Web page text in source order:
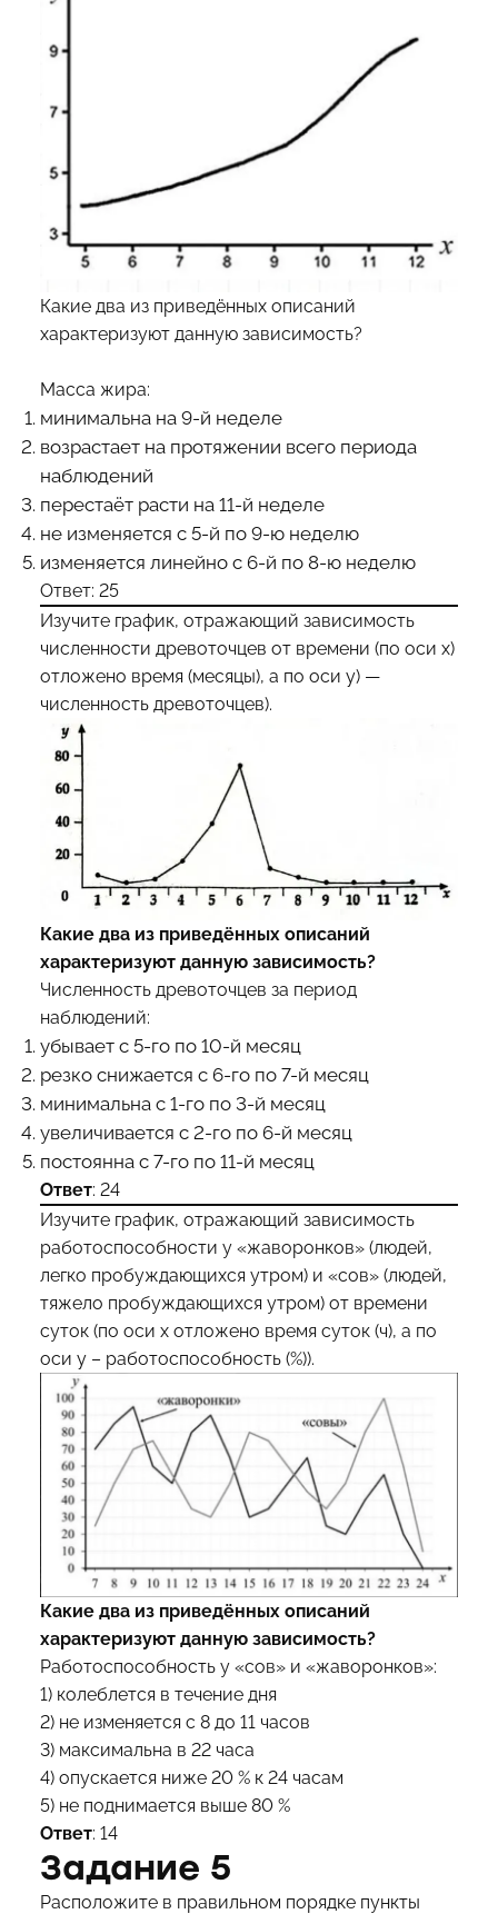
Какие два из приведённых описаний
характеризуют данную зависимость?
Масса жира:
минимальна на 9-й неделе
возрастает на протяжении всего периода
наблюдений
перестаёт расти на 11-й неделе
не изменяется с 5-й по 9-ю неделю
изменяется линейно с 6-й по 8-ю неделю
Ответ: 25
Изучите график, отражающий зависимость
численности древоточцев от времени (по оси x)
отложено время (месяцы), а по оси y) —
численность древоточцев).
Какие два из приведённых описаний
характеризуют данную зависимость?
Численность древоточцев за период
наблюдений:
убывает с 5-го по 10-й месяц
резко снижается с 6-го по 7-й месяц
минимальна с 1-го по 3-й месяц
увеличивается с 2-го по 6-й месяц
постоянна с 7-го по 11-й месяц
Ответ: 24
Изучите график, отражающий зависимость
работоспособности у «жаворонков» (людей,
легко пробуждающихся утром) и «сов» (людей,
тяжело пробуждающихся утром) от времени
суток (по оси x отложено время суток (ч), а по
оси y – работоспособность (%)).
Какие два из приведённых описаний
характеризуют данную зависимость?
Работоспособность у «сов» и «жаворонков»:
1) колеблется в течение дня
2) не изменяется с 8 до 11 часов
3) максимальна в 22 часа
4) опускается ниже 20 % к 24 часам
5) не поднимается выше 80 %
Ответ: 14
Задание 5
Расположите в правильном порядке пункты